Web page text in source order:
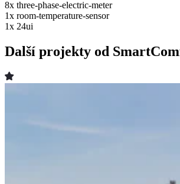
8x three-phase-electric-meter
1x room-temperature-sensor
1x 24ui
Další projekty od